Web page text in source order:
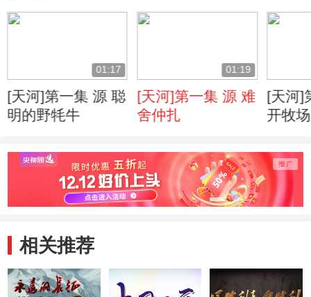
01:17
[天河]第一集 源 聪
明的野牦牛
01:19
[天河]第一集 源 难
舍仲扎
[天河]
开牧场
相关推荐